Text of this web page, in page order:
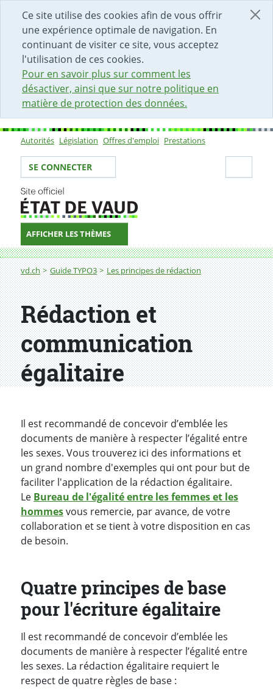
Ce site utilise des cookies afin de vous offrir
une expérience optimale de navigation. En
continuant de visiter ce site, vous acceptez
l'utilisation de ces cookies.
Pour en savoir plus sur comment les
désactiver, ainsi que sur notre politique en
matière de protection des données.
DÉBUT DU CONTENU DE LA PAGE
ACCÈS AU CHAMP DE RECHERCHE
PAGE D'ACCUEIL
FORMULAIRE DE CONTACT
Sous-navigation
Autorités Législation Offres d'emploi Prestations
Votre identité
SE CONNECTER
AFFICHER LES THÈMES
Fil d'Ariane
vd.ch Guide TYPO3 Les principes de rédaction
Rédaction égalitaire
Rédaction et
communication
égalitaire
Il est recommandé de concevoir d’emblée les
documents de manière à respecter l’égalité entre
les sexes. Vous trouverez ici des informations et
un grand nombre d'exemples qui ont pour but de
faciliter l'application de la rédaction égalitaire.
Le Bureau de l'égalité entre les femmes et les
hommesvous remercie, par avance, de votre
collaboration et se tient à votre disposition en cas
de besoin.
Quatre principes de base
pour l'écriture égalitaire
Il est recommandé de concevoir d’emblée les
documents de manière à respecter l’égalité entre
les sexes. La rédaction égalitaire requiert le
respect de quatre règles de base :